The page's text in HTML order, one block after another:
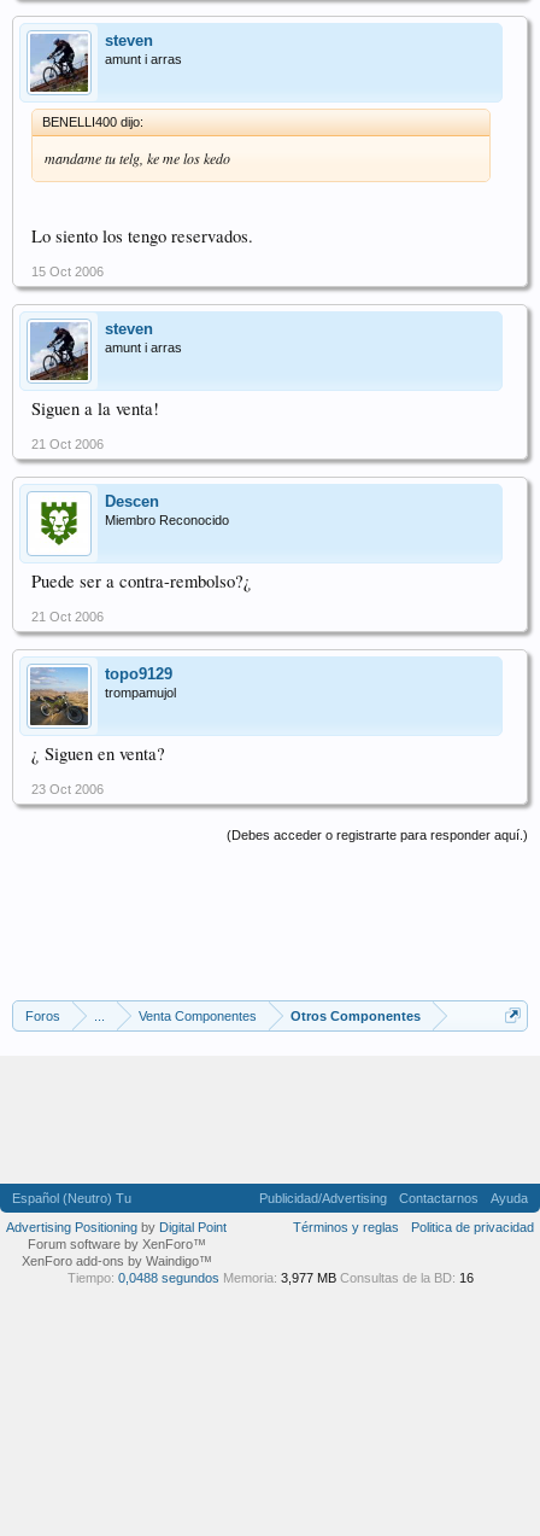
steven
amunt i arras
BENELLI400 dijo:
mandame tu telg, ke me los kedo
Lo siento los tengo reservados.
15 Oct 2006
steven
amunt i arras
Siguen a la venta!
21 Oct 2006
Descen
Miembro Reconocido
Puede ser a contra-rembolso?¿
21 Oct 2006
topo9129
trompamujol
¿ Siguen en venta?
23 Oct 2006
(Debes acceder o registrarte para responder aquí.)
Foros Venta Componentes Otros Componentes
Español (Neutro) Tu Publicidad/Advertising Contactarnos
Ayuda
Términos y reglas
Politica de privacidad
Advertising Positioning by Digital Point
Forum software by XenForo™
XenForo add-ons by Waindigo™
Tiempo: 0,0488 segundos Memoria: 3,977 MB Consultas de la BD: 16